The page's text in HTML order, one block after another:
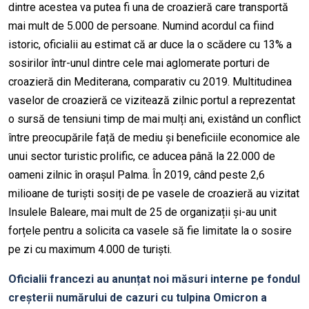
dintre acestea va putea fi una de croazieră care transportă
mai mult de 5.000 de persoane. Numind acordul ca fiind
istoric, oficialii au estimat că ar duce la o scădere cu 13% a
sosirilor într-unul dintre cele mai aglomerate porturi de
croazieră din Mediterana, comparativ cu 2019. Multitudinea
vaselor de croazieră ce vizitează zilnic portul a reprezentat
o sursă de tensiuni timp de mai mulți ani, existând un conflict
între preocupările față de mediu și beneficiile economice ale
unui sector turistic prolific, ce aducea până la 22.000 de
oameni zilnic în orașul Palma. În 2019, când peste 2,6
milioane de turiști sosiți de pe vasele de croazieră au vizitat
Insulele Baleare, mai mult de 25 de organizații și-au unit
forțele pentru a solicita ca vasele să fie limitate la o sosire
pe zi cu maximum 4.000 de turiști.
Oficialii francezi au anunțat noi măsuri interne pe fondul
creșterii numărului de cazuri cu tulpina Omicron a